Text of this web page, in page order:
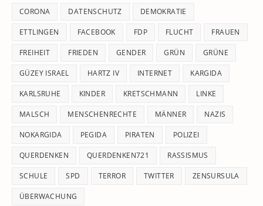
CORONA DATENSCHUTZ DEMOKRATIE
ETTLINGEN FACEBOOK FDP FLUCHT FRAUEN
FREIHEIT FRIEDEN GENDER GRÜN GRÜNE
GÜZEY ISRAEL HARTZ IV INTERNET KARGIDA
KARLSRUHE KINDER KRETSCHMANN LINKE
MALSCH MENSCHENRECHTE MÄNNER NAZIS
NOKARGIDA PEGIDA PIRATEN POLIZEI
QUERDENKEN QUERDENKEN721 RASSISMUS
SCHULE SPD TERROR TWITTER ZENSURSULA
ÜBERWACHUNG